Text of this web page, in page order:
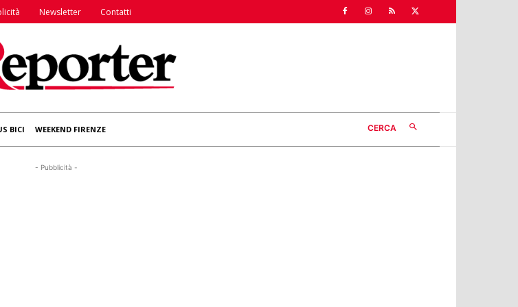
Newsletter Contatti
BICI WEEKEND FIRENZE CERCA
- Pubblicità -